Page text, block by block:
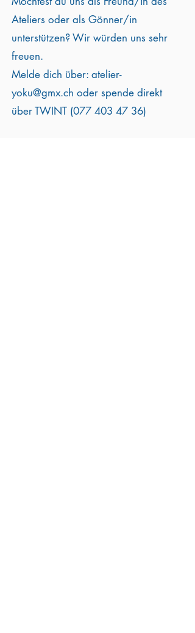
Ateliers oder als Gönner/in
unterstützen? Wir würden uns sehr
freuen.
Melde dich über: atelier-
yoku@gmx.ch oder spende direkt
über TWINT (077 403 47 36)